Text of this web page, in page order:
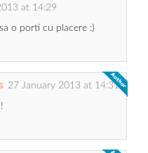
at 14:29
o porti cu placere :)
27 January 2013 at 14:31